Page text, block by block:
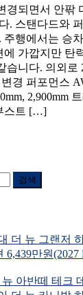
경되면서 안팎
. 스탠다드와
행에서는 승
가깝지만 탄
습니다. 의외로
경 퍼포먼스
2,900mm
스트 […]
더 뉴 그랜저
만원(2027
아반떼 테크